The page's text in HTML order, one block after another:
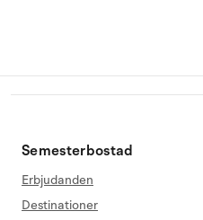
Semesterbostad
Erbjudanden
Destinationer